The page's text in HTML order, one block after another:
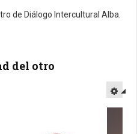
de Diálogo Intercultural Alba.
del otro